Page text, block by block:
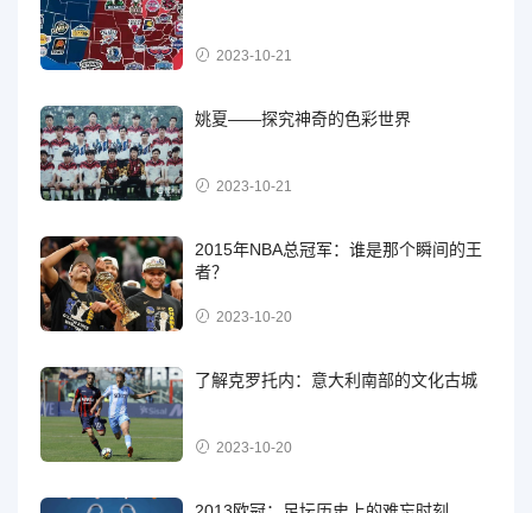
2023-10-21
姚夏——探究神奇的色彩世界
2023-10-21
2015年NBA总冠军：谁是那个瞬间的王
者？
2023-10-20
了解克罗托内：意大利南部的文化古城
2023-10-20